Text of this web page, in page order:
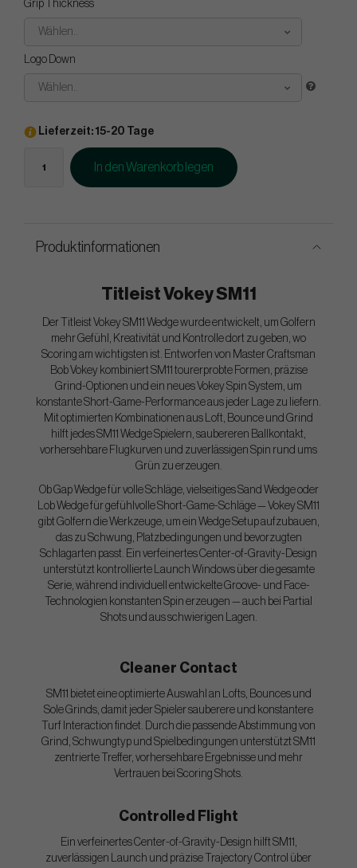
Grip Thickness
Wählen..
Logo Down
Wählen..
Lieferzeit: 15-20 Tage
In den Warenkorb legen
Produktinformationen
Titleist Vokey SM11
Der Titleist Vokey SM11 Wedge wurde entwickelt, um Golfern
mehr Gefühl, Kreativität und Kontrolle dort zu geben, wo
Scoring am wichtigsten ist. Entworfen von Master Craftsman
Bob Vokey kombiniert SM11 tourerprobte Formen, präzise
Grind-Optionen und ein neues Vokey Spin System, um
konstante Short-Game-Performance aus jeder Lage zu liefern.
Mit optimierten Kombinationen aus Loft, Bounce und Grind
hilft jedes SM11 Wedge Spielern, saubereren Ballkontakt,
vorhersehbare Flugkurven und zuverlässigen Spin rund ums
Grün zu erzeugen.
Ob Gap Wedge für volle Schläge, vielseitiges Sand Wedge oder
Lob Wedge für gefühlvolle Short-Game-Schläge — Vokey SM11
gibt Golfern die Werkzeuge, um ein Wedge Setup aufzubauen,
das zu Schwung, Platzbedingungen und bevorzugten
Schlagarten passt. Ein verfeinertes Center-of-Gravity-Design
unterstützt kontrollierte Launch Windows über die gesamte
Serie, während individuell entwickelte Groove- und Face-
Technologien konstanten Spin erzeugen — auch bei Partial
Shots und aus schwierigen Lagen.
Cleaner Contact
SM11 bietet eine optimierte Auswahl an Lofts, Bounces und
Sole Grinds, damit jeder Spieler sauberere und konstantere
Turf Interaction findet. Durch die passende Abstimmung von
Grind, Schwungtyp und Spielbedingungen unterstützt SM11
zentrierte Treffer, vorhersehbare Ergebnisse und mehr
Vertrauen bei Scoring Shots.
Controlled Flight
Ein verfeinertes Center-of-Gravity-Design hilft SM11,
zuverlässigen Launch und präzise Trajectory Control über